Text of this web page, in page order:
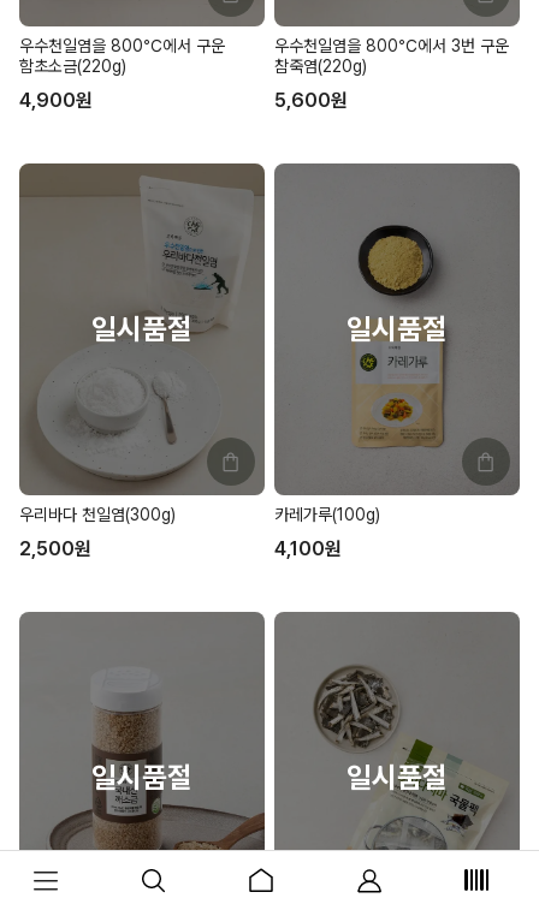
우수천일염을 800℃에서 구운
함초소금(220g)
4,900원
우수천일염을 800℃에서 3번 구운
참죽염(220g)
5,600원
우리바다 천일염(300g)
2,500원
카레가루(100g)
4,100원